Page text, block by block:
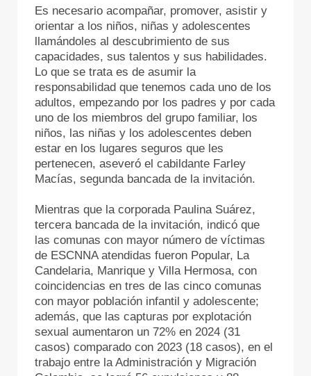
Es necesario acompañar, promover, asistir y
orientar a los niños, niñas y adolescentes
llamándoles al descubrimiento de sus
capacidades, sus talentos y sus habilidades.
Lo que se trata es de asumir la
responsabilidad que tenemos cada uno de los
adultos, empezando por los padres y por cada
uno de los miembros del grupo familiar, los
niños, las niñas y los adolescentes deben
estar en los lugares seguros que les
pertenecen, aseveró el cabildante Farley
Macías, segunda bancada de la invitación.
Mientras que la corporada Paulina Suárez,
tercera bancada de la invitación, indicó que
las comunas con mayor número de víctimas
de ESCNNA atendidas fueron Popular, La
Candelaria, Manrique y Villa Hermosa, con
coincidencias en tres de las cinco comunas
con mayor población infantil y adolescente;
además, que las capturas por explotación
sexual aumentaron un 72% en 2024 (31
casos) comparado con 2023 (18 casos), en el
trabajo entre la Administración y Migración